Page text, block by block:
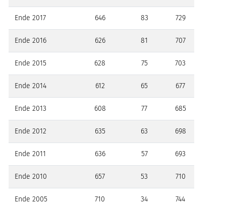
Ende 2017 646 83 729
Ende 2016 626 81 707
Ende 2015 628 75 703
Ende 2014 612 65 677
Ende 2013 608 77 685
Ende 2012 635 63 698
Ende 2011 636 57 693
Ende 2010 657 53 710
Ende 2005 710 34 744